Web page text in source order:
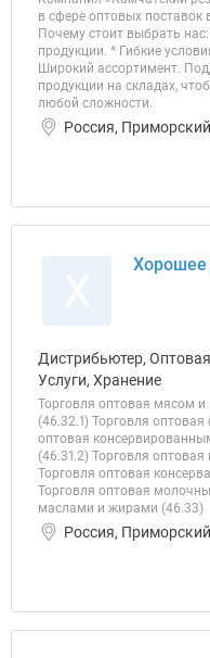
в сфере оптовых поставок
Почему стоит выбрать
продукции. * Гибкие
Широкий ассортимент.
продукции на складах,
любой сложности.
Россия,
Дистрибьютер,
Услуги, Хранение
Торговля оптовая мясом
(46.32.1) Торговля
оптовая
(46.31.2) Торговля
Торговля оптовая
Торговля оптовая
маслами и жирами (46.33)
Россия,